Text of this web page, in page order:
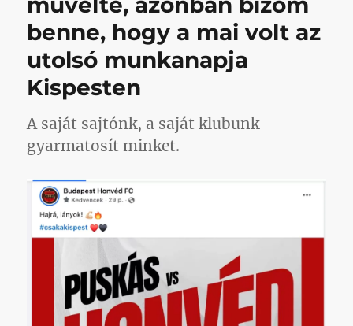
még
így
is
lenyomta
nézettségben
felnőtt
nagycsapatot
benne, hogy a mai volt az
utolsó munkanapja
Kispesten
A saját sajtónk, a saját klubunk
gyarmatosít minket.